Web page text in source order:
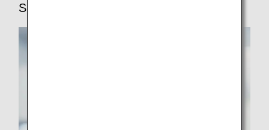
SKYTRAX